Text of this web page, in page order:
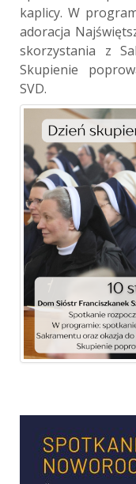
kaplicy. W
adoracja
skorzystania z
Skupienie
SVD.